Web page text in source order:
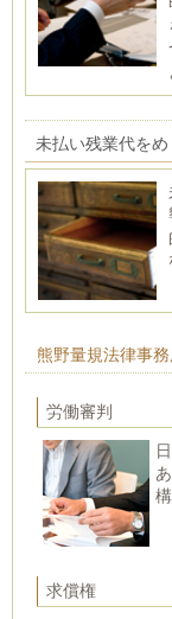
未払い残業代を
熊野量規法律事
労働審判
構
求償権